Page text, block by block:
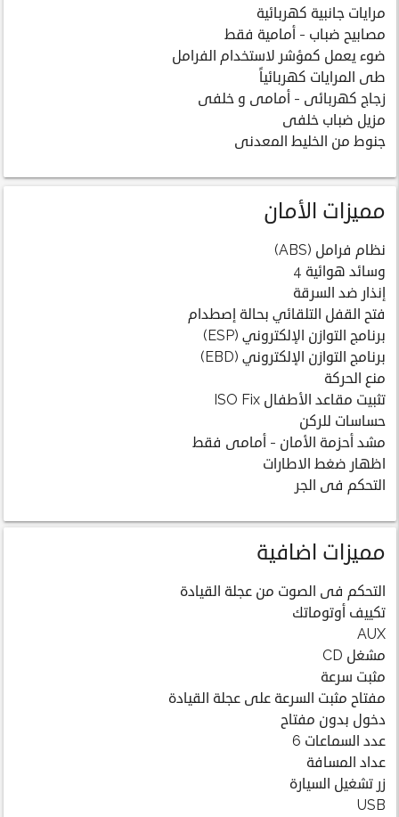
مرايات جانبية كهربائية
مصابيح ضباب - أمامية فقط
ضوء يعمل كمؤشر لاستخدام الفرامل
طى المرايات كهربائياً
زجاج كهربائى - أمامى و خلفى
مزيل ضباب خلفى
جنوط من الخليط المعدنى
مميزات الأمان
نظام فرامل (ABS)
وسائد هوائية 4
إنذار ضد السرقة
فتح القفل التلقائي بحالة إصطدام
برنامج التوازن الإلكتروني (ESP)
برنامج التوازن الإلكتروني (EBD)
منع الحركة
تثبيت مقاعد الأطفال ISO Fix
حساسات للركن
مشد أحزمة الأمان - أمامى فقط
اظهار ضغط الاطارات
التحكم فى الجر
مميزات اضافية
التحكم فى الصوت من عجلة القيادة
تكييف أوتوماتك
AUX
مشغل CD
مثبت سرعة
مفتاح مثبت السرعة على عجلة القيادة
دخول بدون مفتاح
عدد السماعات 6
عداد المسافة
زر تشغيل السيارة
USB